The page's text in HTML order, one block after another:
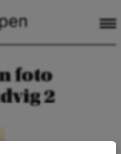
foto
2